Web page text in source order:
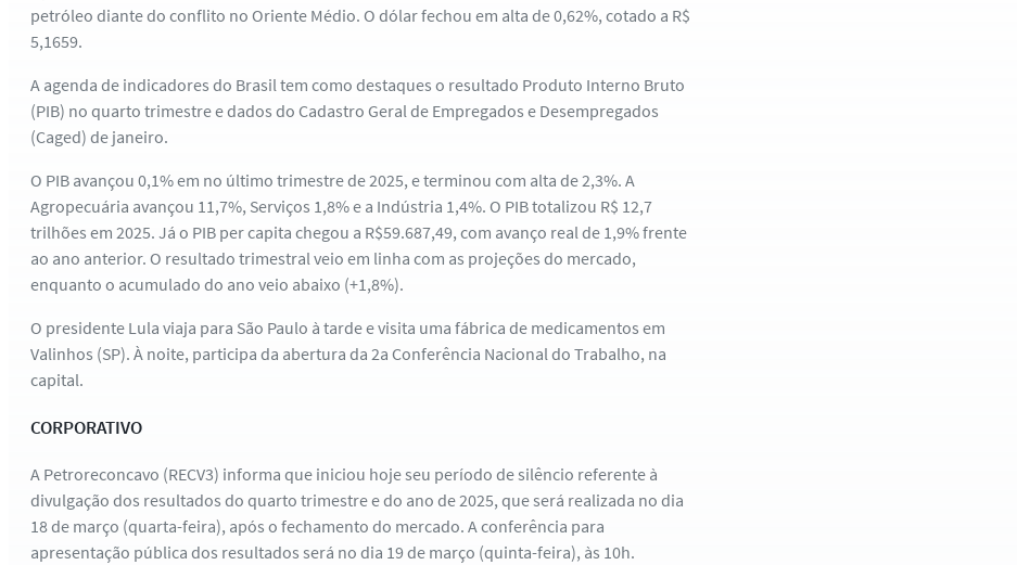
petróleo diante do conflito no Oriente Médio. O dólar fechou em alta de 0,62%, cotado a R$
5,1659.
A agenda de indicadores do Brasil tem como destaques o resultado Produto Interno Bruto
(PIB) no quarto trimestre e dados do Cadastro Geral de Empregados e Desempregados
(Caged) de janeiro.
O PIB avançou 0,1% em no último trimestre de 2025, e terminou com alta de 2,3%. A
Agropecuária avançou 11,7%, Serviços 1,8% e a Indústria 1,4%. O PIB totalizou R$ 12,7
trilhões em 2025. Já o PIB per capita chegou a R$59.687,49, com avanço real de 1,9% frente
ao ano anterior. O resultado trimestral veio em linha com as projeções do mercado,
enquanto o acumulado do ano veio abaixo (+1,8%).
O presidente Lula viaja para São Paulo à tarde e visita uma fábrica de medicamentos em
Valinhos (SP). À noite, participa da abertura da 2a Conferência Nacional do Trabalho, na
capital.
CORPORATIVO
A Petroreconcavo (RECV3) informa que iniciou hoje seu período de silêncio referente à
divulgação dos resultados do quarto trimestre e do ano de 2025, que será realizada no dia
18 de março (quarta-feira), após o fechamento do mercado. A conferência para
apresentação pública dos resultados será no dia 19 de março (quinta-feira), às 10h.